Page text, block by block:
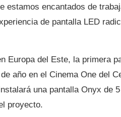
estamos encantados de
de pantalla LED
Europa del Este, la primera
año en el Cinema One del
una pantalla Onyx de
proyecto.